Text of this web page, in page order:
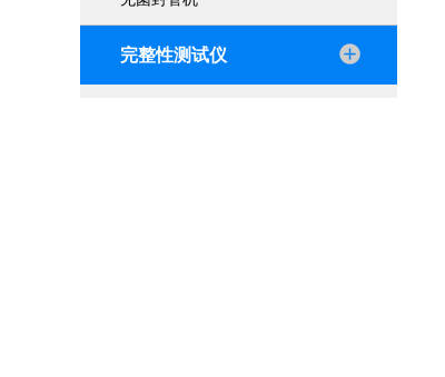
完整性测试仪